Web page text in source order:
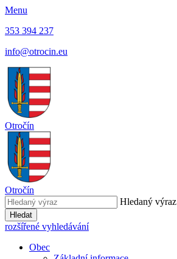
Menu
353 394 237
info@otrocin.eu
Otročín
Otročín
Hledaný výraz
Hledat
rozšířené vyhledávání
Obec